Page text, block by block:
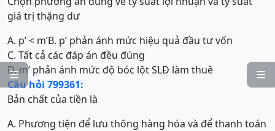


giá trị thặng dư
A. p’ < m’B. p’ phản ánh mức hiệu quả đầu tư vốn
C. Tất cả các đáp án đều đúng
D. m’ phản ánh mức độ bóc lột SLĐ làm thuê
Câu hỏi 799361:
Bản chất của tiền là
A. Phương tiện để lưu thông hàng hóa và để thanh toán